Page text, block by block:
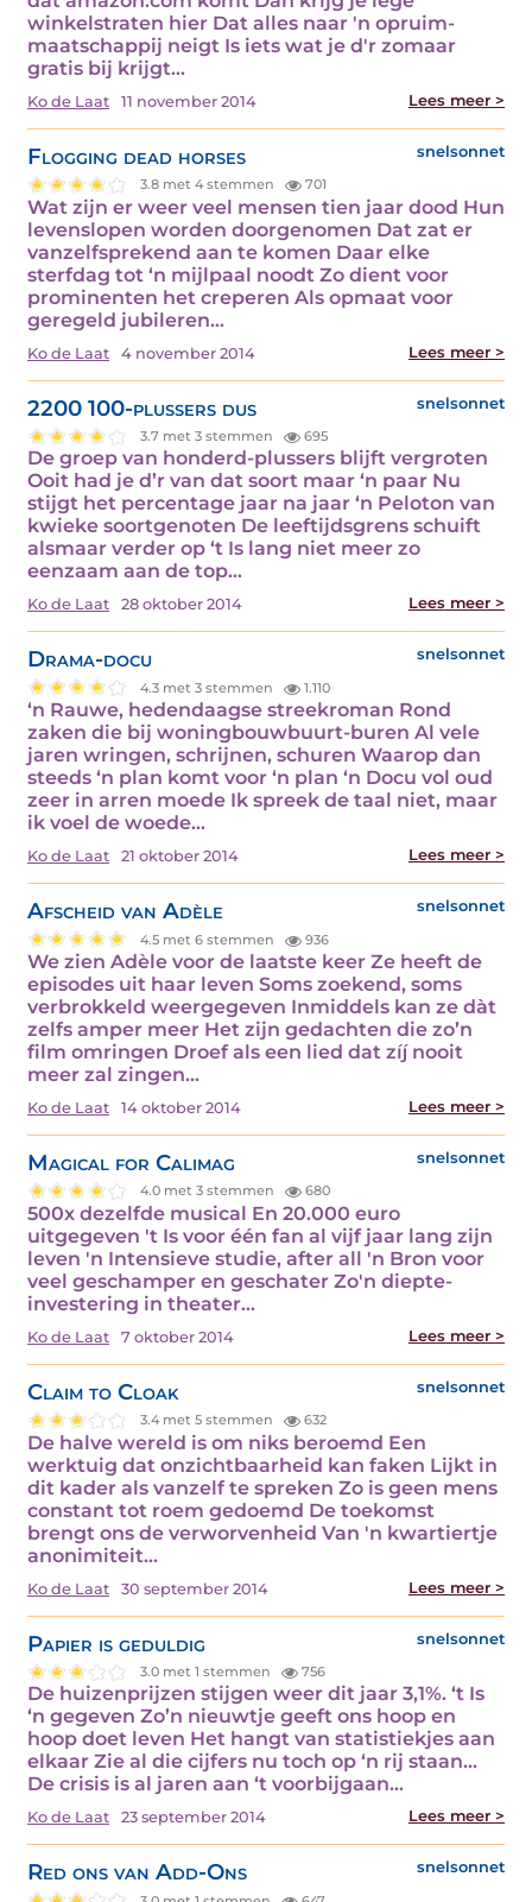
winkelstraten hier Dat alles naar 'n opruim-
maatschappij neigt Is iets wat je d'r zomaar
gratis bij krijgt…
Ko de Laat 11 november 2014 Lees meer >
Flogging dead horses snelsonnet
3.8 met 4 stemmen 701
Wat zijn er weer veel mensen tien jaar dood Hun
levenslopen worden doorgenomen Dat zat er
vanzelfsprekend aan te komen Daar elke
sterfdag tot ‘n mijlpaal noodt Zo dient voor
prominenten het creperen Als opmaat voor
geregeld jubileren…
Ko de Laat 4 november 2014 Lees meer >
2200 100-plussers dus snelsonnet
3.7 met 3 stemmen 695
De groep van honderd-plussers blijft vergroten
Ooit had je d’r van dat soort maar ‘n paar Nu
stijgt het percentage jaar na jaar ‘n Peloton van
kwieke soortgenoten De leeftijdsgrens schuift
alsmaar verder op ‘t Is lang niet meer zo
eenzaam aan de top…
Ko de Laat 28 oktober 2014 Lees meer >
Drama-docu snelsonnet
4.3 met 3 stemmen 1.110
‘n Rauwe, hedendaagse streekroman Rond
zaken die bij woningbouwbuurt-buren Al vele
jaren wringen, schrijnen, schuren Waarop dan
steeds ‘n plan komt voor ‘n plan ‘n Docu vol oud
zeer in arren moede Ik spreek de taal niet, maar
ik voel de woede…
Ko de Laat 21 oktober 2014 Lees meer >
Afscheid van Adèle snelsonnet
4.5 met 6 stemmen 936
We zien Adèle voor de laatste keer Ze heeft de
episodes uit haar leven Soms zoekend, soms
verbrokkeld weergegeven Inmiddels kan ze dàt
zelfs amper meer Het zijn gedachten die zo’n
film omringen Droef als een lied dat zíj nooit
meer zal zingen…
Ko de Laat 14 oktober 2014 Lees meer >
Magical for Calimag snelsonnet
4.0 met 3 stemmen 680
500x dezelfde musical En 20.000 euro
uitgegeven 't Is voor één fan al vijf jaar lang zijn
leven 'n Intensieve studie, after all 'n Bron voor
veel geschamper en geschater Zo'n diepte-
investering in theater…
Ko de Laat 7 oktober 2014 Lees meer >
Claim to Cloak snelsonnet
3.4 met 5 stemmen 632
De halve wereld is om niks beroemd Een
werktuig dat onzichtbaarheid kan faken Lijkt in
dit kader als vanzelf te spreken Zo is geen mens
constant tot roem gedoemd De toekomst
brengt ons de verworvenheid Van 'n kwartiertje
anonimiteit…
Ko de Laat 30 september 2014 Lees meer >
Papier is geduldig snelsonnet
3.0 met 1 stemmen 756
De huizenprijzen stijgen weer dit jaar 3,1%. ‘t Is
‘n gegeven Zo’n nieuwtje geeft ons hoop en
hoop doet leven Het hangt van statistiekjes aan
elkaar Zie al die cijfers nu toch op ‘n rij staan…
De crisis is al jaren aan ‘t voorbijgaan…
Ko de Laat 23 september 2014 Lees meer >
Red ons van Add-Ons snelsonnet